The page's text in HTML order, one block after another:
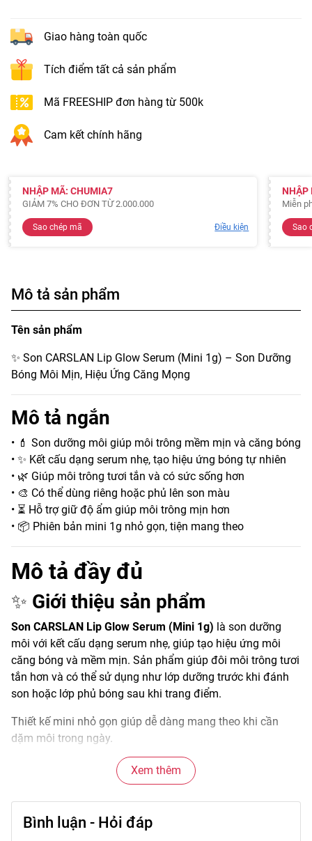
Giao hàng toàn quốc
Tích điểm tất cả sản phẩm
Mã FREESHIP đơn hàng từ 500k
Cam kết chính hãng
NHẬP MÃ: CHUMIA7
GIẢM 7% CHO ĐƠN TỪ 2.000.000
Sao chép mã Điều kiện
NHẬP
Miễn
Sao
Mô tả sản phẩm
Tên sản phẩm
✨ Son CARSLAN Lip Glow Serum (Mini 1g) – Son Dưỡng
Bóng Môi Mịn, Hiệu Ứng Căng Mọng
Mô tả ngắn
• 💄 Son dưỡng môi giúp môi trông mềm mịn và căng bóng
• ✨ Kết cấu dạng serum nhẹ, tạo hiệu ứng bóng tự nhiên
• 🌿 Giúp môi trông tươi tắn và có sức sống hơn
• 🎨 Có thể dùng riêng hoặc phủ lên son màu
• ⏳ Hỗ trợ giữ độ ẩm giúp môi trông mịn hơn
• 📦 Phiên bản mini 1g nhỏ gọn, tiện mang theo
Mô tả đầy đủ
✨ Giới thiệu sản phẩm
Son CARSLAN Lip Glow Serum (Mini 1g) là son dưỡng
môi với kết cấu dạng serum nhẹ, giúp tạo hiệu ứng môi
căng bóng và mềm mịn. Sản phẩm giúp đôi môi trông tươi
tắn hơn và có thể sử dụng như lớp dưỡng trước khi đánh
son hoặc lớp phủ bóng sau khi trang điểm.
Thiết kế mini nhỏ gọn giúp dễ dàng mang theo khi cần
dặm môi trong ngày.
Đặc điểm nổi bật
• Kết cấu serum nhẹ giúp môi trông bóng mịn.
• Tạo hiệu ứng môi căng mọng tự nhiên.
Xem thêm
Bình luận - Hỏi đáp